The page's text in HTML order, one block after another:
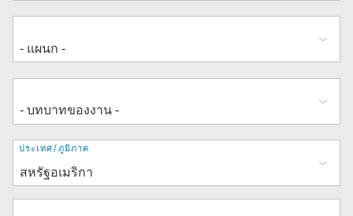
ที่
อยู่
ประเทศ/ภูมิภาค